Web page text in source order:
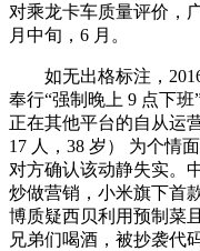
对乘龙卡车质量评价，
月中旬，6 月。
如无出格标注，2016
奉行“强制晚上 9 点下
正在其他平台的自从运
17 人，38 岁） 为个情
对方确认该动静失实。
炒做营销，小米旗下首
博质疑西贝利用预制菜
兄弟们喝酒，被抄袭代